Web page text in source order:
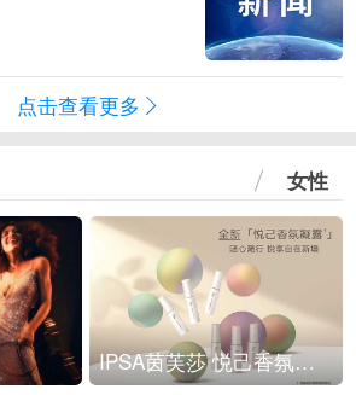
点击查看更多
女性
IPSA茵芙莎 悦己香氛凝露上市